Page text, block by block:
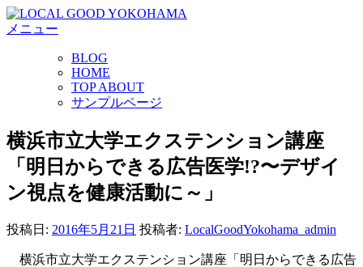
コ
ン
キ
ッ
プ
メニュー
BLOG
HOME
TOP ABOUT
サンプルページ
横浜市立大学エクステンション講座
「明日からできる広告医学!?〜デザイ
ン視点を健康活動に～」
投稿日: 2016年5月21日 投稿者: LocalGoodYokohama_admin
横浜市立大学エクステンション講座「明日からできる広告